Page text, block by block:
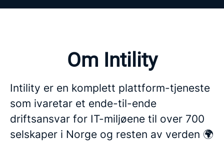
Om Intility
Intility er en komplett plattform-tjeneste
som ivaretar et ende-til-ende
driftsansvar for IT-miljøene til over 700
selskaper i Norge og resten av verden 🌍